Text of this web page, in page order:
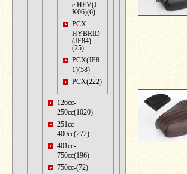
e:HEV(J
K06)(6)
PCX
HYBRID
(JF84)
(25)
PCX(JF8
1)(58)
PCX(222)
126cc-
250cc(1020)
251cc-
400cc(272)
401cc-
750cc(196)
750cc-(72)